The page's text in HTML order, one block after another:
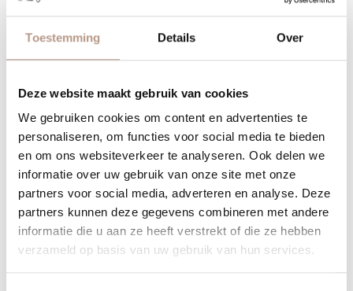
Toestemming Details Over
Deze website maakt gebruik van cookies
We gebruiken cookies om content en advertenties te
personaliseren, om functies voor social media te bieden
en om ons websiteverkeer te analyseren. Ook delen we
informatie over uw gebruik van onze site met onze
partners voor social media, adverteren en analyse. Deze
partners kunnen deze gegevens combineren met andere
informatie die u aan ze heeft verstrekt of die ze hebben
verzameld op basis van uw gebruik van hun services.